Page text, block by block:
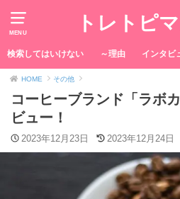
MENU トレトピ
検索してはいけない ～理由 インタビ
HOME その他
コーヒーブランド「ラボ
ビュー！
2023年12月23日 2023年12月24日